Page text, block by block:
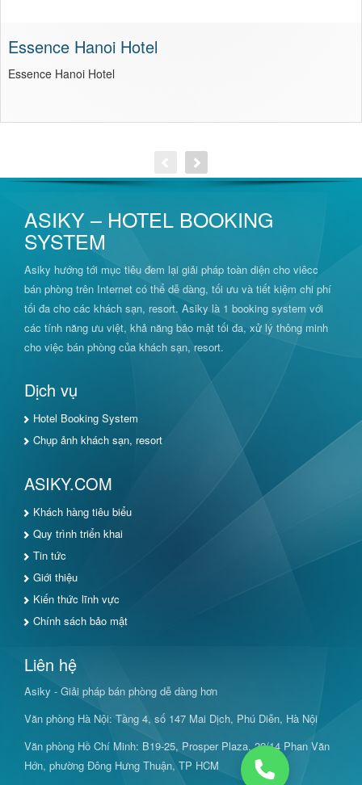
Essence Hanoi Hotel
Essence Hanoi Hotel
ASIKY – HOTEL BOOKING
SYSTEM
Asiky hướng tới mục tiêu đem lại giải pháp toàn diện cho viêcc
bán phòng trên Internet có thể dễ dàng, tối ưu và tiết kiệm chi phí
tối đa cho các khách sạn, resort. Asiky là 1 booking system với
các tính năng ưu việt, khả năng bảo mật tối đa, xử lý thông minh
cho việc bán phòng của khách sạn, resort.
Dịch vụ
Hotel Booking System
Chụp ảnh khách sạn, resort
ASIKY.COM
Khách hàng tiêu biểu
Quy trình triển khai
Tin tức
Giới thiệu
Kiến thức lĩnh vực
Chính sách bảo mật
Liên hệ
Asiky - Giải pháp bán phòng dễ dàng hơn
Văn phòng Hà Nội: Tầng 4, số 147 Mai Dịch, Phú Diễn, Hà Nội
Văn phòng Hồ Chí Minh: B19-25, Prosper Plaza, 22/14 Phan Văn
Hớn, phường Đông Hưng Thuận, TP HCM